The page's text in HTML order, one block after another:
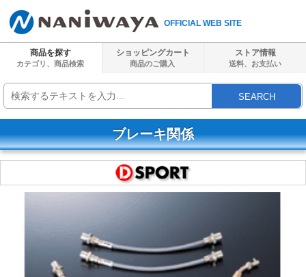
OFFICIAL WEB SITE
商品を探す
カテゴリ、商品検索
ショッピングカート
商品のご購入
ストア情報
送料、 お支払い
SEARCH
ブレーキ関係